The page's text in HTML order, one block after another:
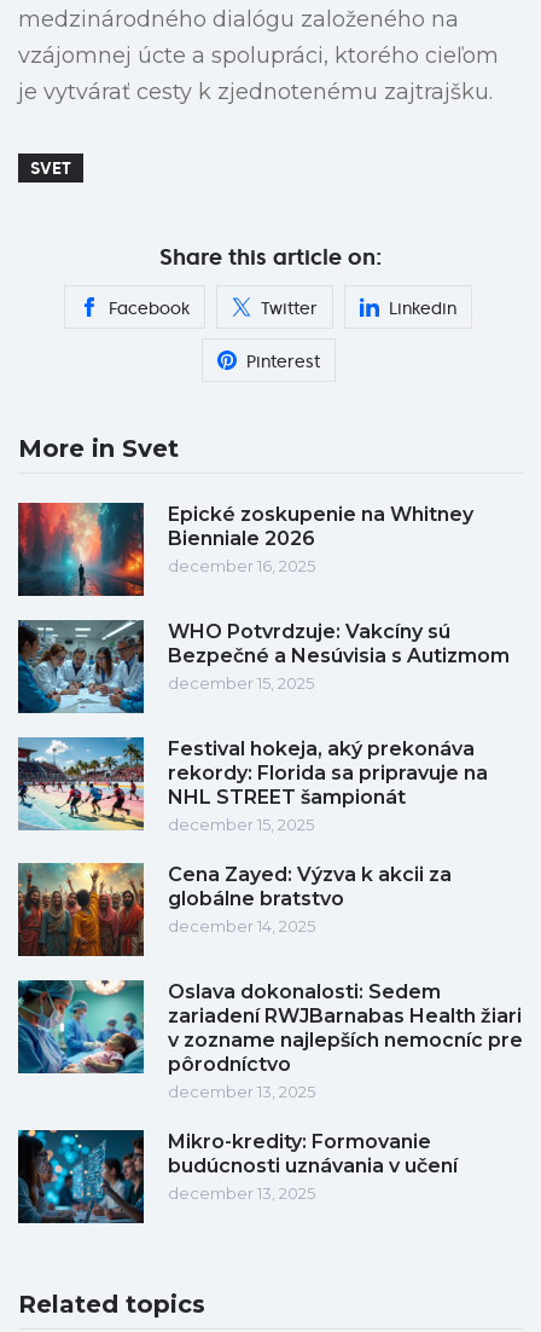
medzinárodného dialógu založeného na
vzájomnej úcte a spolupráci, ktorého cieľom
je vytvárať cesty k zjednotenému zajtrajšku.
SVET
Share this article on:
Facebook Twitter Linkedin
Pinterest
More in Svet
Epické zoskupenie na Whitney
Bienniale 2026
december 16, 2025
WHO Potvrdzuje: Vakcíny sú
Bezpečné a Nesúvisia s Autizmom
december 15, 2025
Festival hokeja, aký prekonáva
rekordy: Florida sa pripravuje na
NHL STREET šampionát
december 15, 2025
Cena Zayed: Výzva k akcii za
globálne bratstvo
december 14, 2025
Oslava dokonalosti: Sedem
zariadení RWJBarnabas Health žiari
v zozname najlepších nemocníc pre
pôrodníctvo
december 13, 2025
Mikro-kredity: Formovanie
budúcnosti uznávania v učení
december 13, 2025
Related topics